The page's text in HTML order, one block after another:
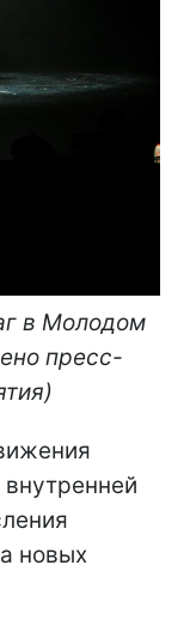
в Молодом
пресс-
новых